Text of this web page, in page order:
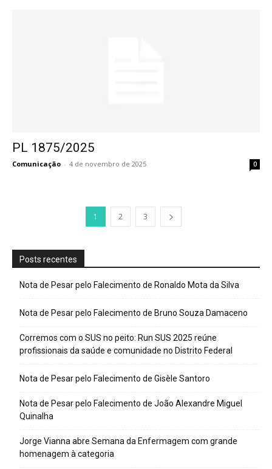
PL 1875/2025
Comunicação - 4 de novembro de 2025 0
1 2 3
Posts recentes
Nota de Pesar pelo Falecimento de Ronaldo Mota da Silva
Nota de Pesar pelo Falecimento de Bruno Souza Damaceno
Corremos com o SUS no peito: Run SUS 2025 reúne
profissionais da saúde e comunidade no Distrito Federal
Nota de Pesar pelo Falecimento de Gisèle Santoro
Nota de Pesar pelo Falecimento de João Alexandre Miguel
Quinalha
Jorge Vianna abre Semana da Enfermagem com grande
homenagem à categoria